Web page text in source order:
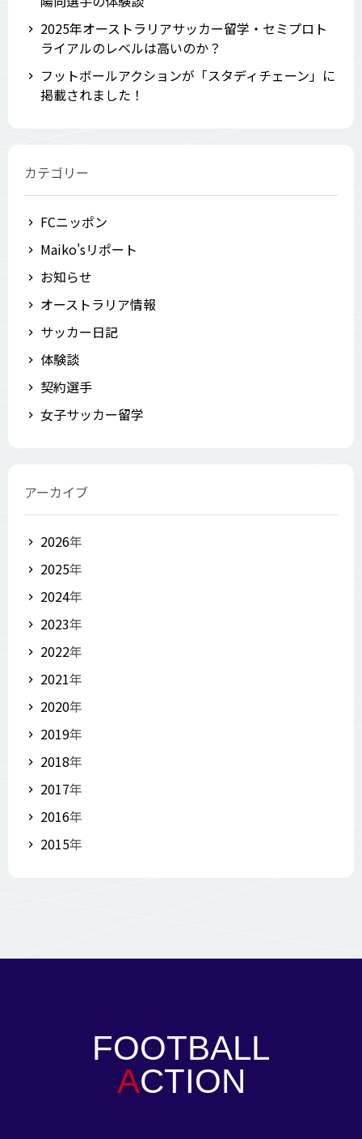
2025年オーストラリアサッカー留学・セミプロト
ライアルのレベルは高いのか？
フットボールアクションが「スタディチェーン」に
掲載されました！
カテゴリー
FCニッポン
Maiko'sリポート
お知らせ
オーストラリア情報
サッカー日記
体験談
契約選手
女子サッカー留学
アーカイブ
2026年
2025年
2024年
2023年
2022年
2021年
2020年
2019年
2018年
2017年
2016年
2015年
FOOTBALL
ACTION